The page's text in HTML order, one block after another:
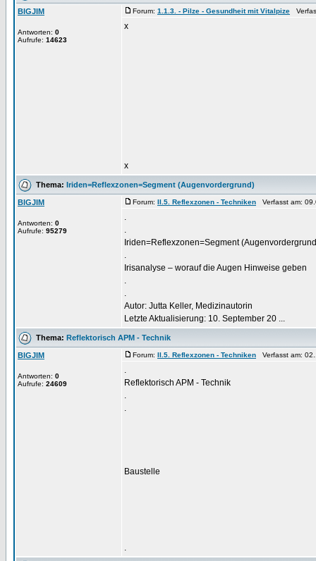
BIGJIM
Antworten: 0
Aufrufe: 14623
Forum: 1.1.3. - Pilze - Gesundheit mit Vitalpize
x
x
Thema: Iriden=Reflexzonen=Segment (Augenvordergrund)
BIGJIM
Antworten: 0
Aufrufe: 95279
Forum: II.5. Reflexzonen - Techniken Verfasst am:
.
.
Iriden=Reflexzonen=Segment
.
Irisanalyse – worauf die Augen Hinweise geben
.
.
Autor: Jutta Keller, Medizinautorin
Letzte Aktualisierung: 10. September 20 ...
Thema: Reflektorisch APM - Technik
BIGJIM
Antworten: 0
Aufrufe: 24609
Forum: II.5. Reflexzonen - Techniken Verfasst am:
.
Reflektorisch APM - Technik
.
.
Baustelle
.